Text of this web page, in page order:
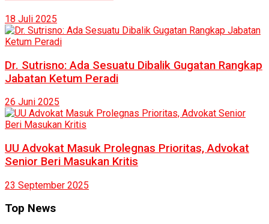
18 Juli 2025
Dr. Sutrisno: Ada Sesuatu Dibalik Gugatan Rangkap
Jabatan Ketum Peradi
26 Juni 2025
UU Advokat Masuk Prolegnas Prioritas, Advokat
Senior Beri Masukan Kritis
23 September 2025
Top News